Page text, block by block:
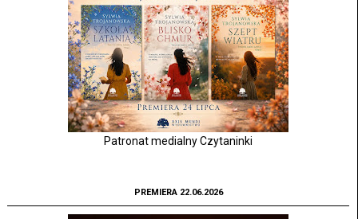
Patronat medialny Czytaninki
PREMIERA 22.06.2026